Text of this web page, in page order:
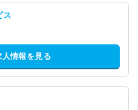
ス
情報を見る